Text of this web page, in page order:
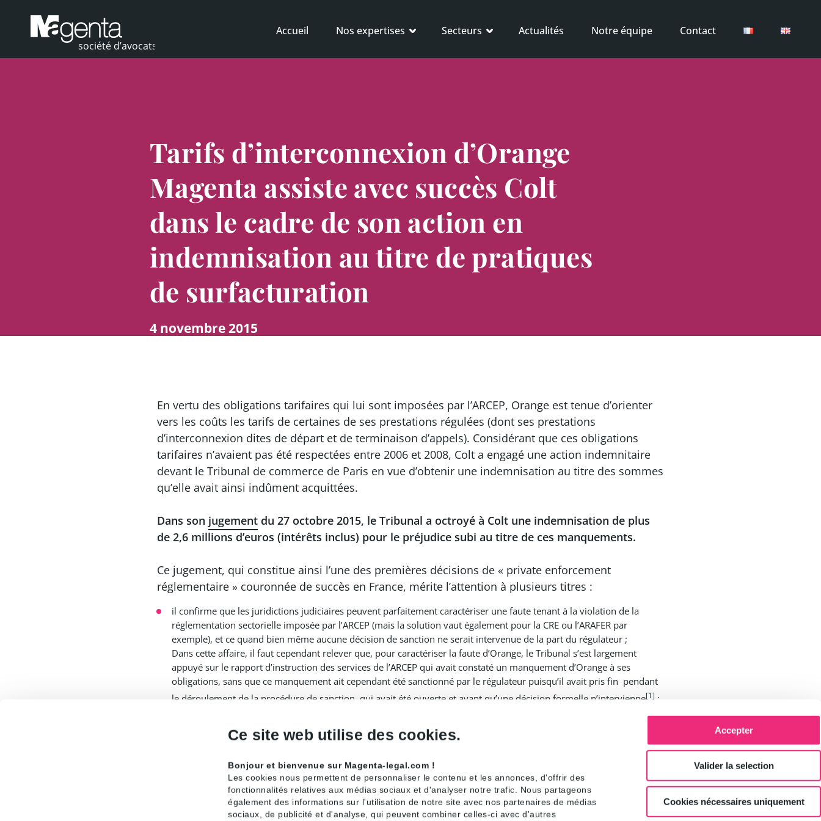
Ce site web utilise des cookies.
Bonjour et bienvenue sur Magenta-legal.com !
Les cookies nous permettent de personnaliser le contenu et les annonces, d'offrir des
fonctionnalités relatives aux médias sociaux et d'analyser notre trafic. Nous partageons
également des informations sur l'utilisation de notre site avec nos partenaires de médias
sociaux, de publicité et d'analyse, qui peuvent combiner celles-ci avec d'autres
Accepter
Valider la selection
Cookies nécessaires uniquement
Accueil Nos expertises Secteurs Actualités Notre équipe Contact
Tarifs d’interconnexion d’Orange
Magenta assiste avec succès Colt
dans le cadre de son action en
indemnisation au titre de pratiques
de surfacturation
4 novembre 2015
En vertu des obligations tarifaires qui lui sont imposées par l’ARCEP, Orange est tenue d’orienter
vers les coûts les tarifs de certaines de ses prestations régulées (dont ses prestations
d’interconnexion dites de départ et de terminaison d’appels). Considérant que ces obligations
tarifaires n’avaient pas été respectées entre 2006 et 2008, Colt a engagé une action indemnitaire
devant le Tribunal de commerce de Paris en vue d’obtenir une indemnisation au titre des sommes
qu’elle avait ainsi indûment acquittées.
Dans son jugementdu 27 octobre 2015, le Tribunal a octroyé à Colt une indemnisation de plus
de 2,6 millions d’euros (intérêts inclus) pour le préjudice subi au titre de ces manquements.
Ce jugement, qui constitue ainsi l’une des premières décisions de « private enforcement
réglementaire » couronnée de succès en France, mérite l’attention à plusieurs titres :
il confirme que les juridictions judiciaires peuvent parfaitement caractériser une faute tenant à la violation de la
réglementation sectorielle imposée par l’ARCEP (mais la solution vaut également pour la CRE ou l’ARAFER par
exemple), et ce quand bien même aucune décision de sanction ne serait intervenue de la part du régulateur ;
Dans cette affaire, il faut cependant relever que, pour caractériser la faute d’Orange, le Tribunal s’est largement
appuyé sur le rapport d’instruction des services de l’ARCEP qui avait constaté un manquement d’Orange à ses
obligations, sans que ce manquement ait cependant été sanctionné par le régulateur puisqu’il avait pris fin pendant
le déroulement de la procédure de sanction qui avait été ouverte et avant qu’une décision formelle n’intervienne[1] ;
opérateurs en raison des mêmes pratiques d’Orange, dans lesquelles il avait refusé d’admettre que les
manquements d’Orange étaient fautifs[2].
L’ARCEP ne peut en effet sanctionner, sur la base de l’article L. 36-11 du CPCE, que les
manquements qui perdurent au jour où elle adopte sa décision (CE, 4 juillet 2012, AFORST, n°